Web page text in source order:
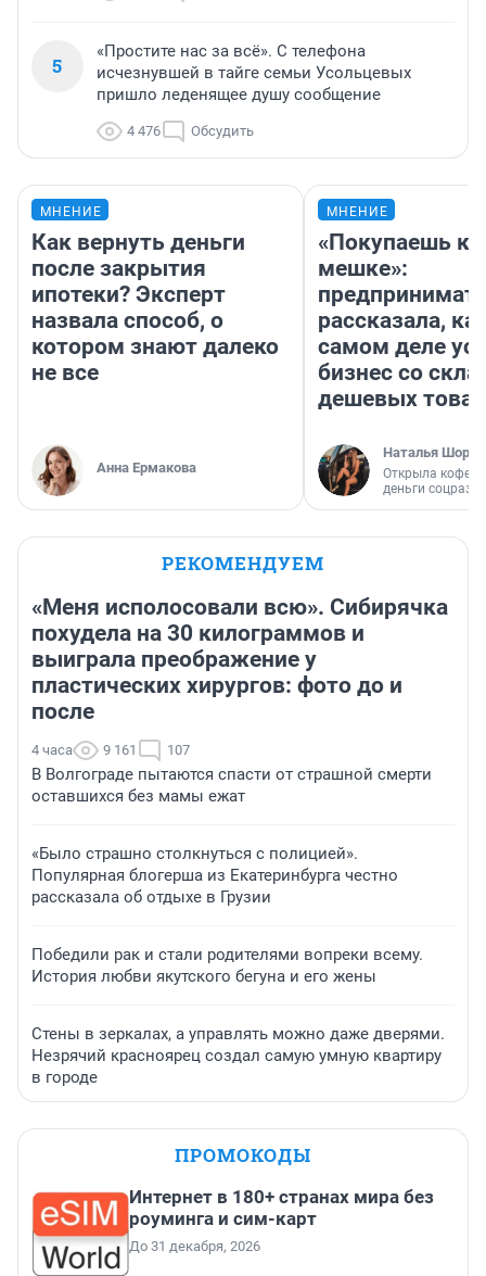
5
«Простите нас за всё». С телефона
исчезнувшей в тайге семьи Усольцевых
пришло леденящее душу сообщение
4 476 Обсудить
МНЕНИЕ
Как вернуть деньги
после закрытия
ипотеки? Эксперт
назвала способ, о
котором знают далеко
не все
Анна Ермакова
МНЕНИЕ
«Покупаешь
мешке»:
рассказала,
самом деле
бизнес со
дешевых
Наталья
Открыла
деньги
РЕКОМЕНДУЕМ
«Меня исполосовали всю». Сибирячка
похудела на 30 килограммов и
выиграла преображение у
пластических хирургов: фото до и
после
4 часа 9 161 107
В Волгограде пытаются спасти от страшной смерти
оставшихся без мамы ежат
«Было страшно столкнуться с полицией».
Популярная блогерша из Екатеринбурга честно
рассказала об отдыхе в Грузии
Победили рак и стали родителями вопреки всему.
История любви якутского бегуна и его жены
Стены в зеркалах, а управлять можно даже дверями.
Незрячий красноярец создал самую умную квартиру
в городе
ПРОМОКОДЫ
Интернет в 180+ странах мира без
роуминга и сим-карт
До 31 декабря, 2026